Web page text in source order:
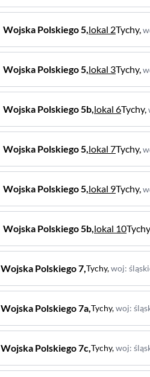
Wojska Polskiego5,lokal 2Tychy,
Wojska Polskiego5,lokal 3Tychy,
Wojska Polskiego5b,lokal 6Tychy,
Wojska Polskiego5,lokal 7Tychy,
Wojska Polskiego5,lokal 9Tychy,
Wojska Polskiego5b,lokal 10Tychy
Wojska Polskiego7,Tychy,woj:
Wojska Polskiego7a,Tychy,woj:
Wojska Polskiego7c,Tychy,woj: